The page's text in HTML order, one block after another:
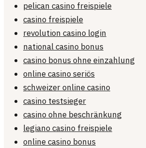
pelican casino freispiele
casino freispiele
revolution casino login
national casino bonus
casino bonus ohne einzahlung
online casino seriös
schweizer online casino
casino testsieger
casino ohne beschränkung
legiano casino freispiele
online casino bonus